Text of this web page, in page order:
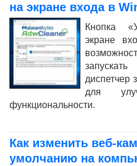
на экране входа в
Кнопка
экране
диспетчер
для
функциональности.
Как изменить веб-
умолчанию на